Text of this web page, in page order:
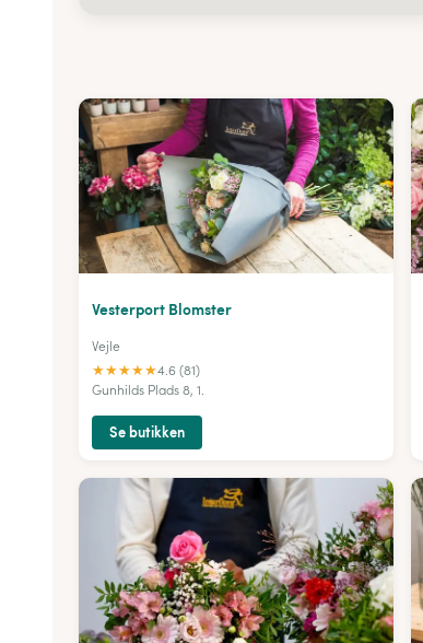
Vesterport Blomster
Vejle
★★★★★4.6 (81)
Gunhilds Plads 8, 1.
Se butikken